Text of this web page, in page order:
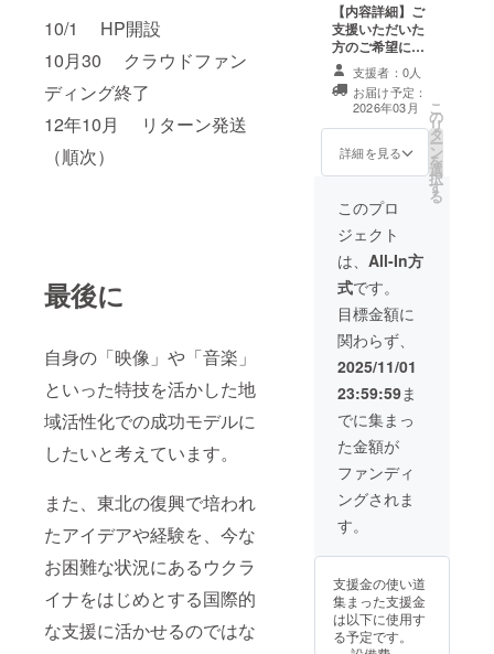
10/1 HP開設
10月30 クラウドファン
ディング終了
12年10月 リターン発送
（順次）
最後に
自身の「映像」や「音楽」
といった特技を活かした地
域活性化での成功モデルに
したいと考えています。
また、東北の復興で培われ
たアイデアや経験を、今な
お困難な状況にあるウクラ
イナをはじめとする国際的
な支援に活かせるのではな
【内容詳細】ご
支援いただいた
方のご希望に合
わせて、オリジ
ナルのプロジェ
クションマッピ
ング映像を制作
し、ご指定の場
所（日本国内）
映内容は、建物
や地域の特性・
ご希望のテーマ
などをお伺いし
ながら、支援者
様と打合せのう
え決定いたしま
す。 （屋外・屋
内問わず、投影
環境に応じた機
いたします）
【実施時期】
2026年1月〜3月
の間で調整し、
支援者様と相談
のうえ決定いた
します。 【場
所】 支援者様ご
指定の場所（日
本国内） ※会場
条件や電源・設
置環境などは事
前に確認のうえ
実施いたしま
す。 【費用につ
支援者：0人
お届け予定：
2026年03月
詳細を見る
こ
の
リ
タ
ー
ン
を
選
択
す
る
このプロ
ジェクト
は、 All-In方
式です。
目標金額に
関わらず、
2025/11/01
23:59:59ま
でに集まっ
た金額が
ファンディ
ングされま
す。
支援金の使い道
集まった支援金
は以下に使用す
る予定です。